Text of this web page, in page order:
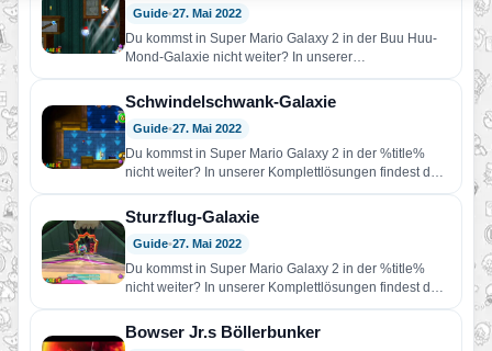
Guide•27. Mai 2022
Du kommst in Super Mario Galaxy 2 in der Buu Huu-
Mond-Galaxie nicht weiter? In unserer
Komplettlösungen findest du…
Schwindelschwank-Galaxie
Guide•27. Mai 2022
Du kommst in Super Mario Galaxy 2 in der %title%
nicht weiter? In unserer Komplettlösungen findest du
Hilfe!…
Sturzflug-Galaxie
Guide•27. Mai 2022
Du kommst in Super Mario Galaxy 2 in der %title%
nicht weiter? In unserer Komplettlösungen findest du
Hilfe!…
Bowser Jr.s Böllerbunker